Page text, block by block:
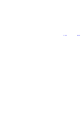
uma avaliação.